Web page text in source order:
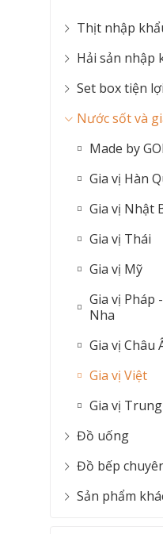
Thịt nhập
Hải sản nhập
Set box tiện lợi
Nước sốt và
Made by
Gia vị Hàn
Gia vị Nhật
Gia vị Thái
Gia vị Mỹ
Gia vị Pháp
Nha
Gia vị Châu
Gia vị Việt
Gia vị Trung
Đồ uống
Đồ bếp
Sản phẩm